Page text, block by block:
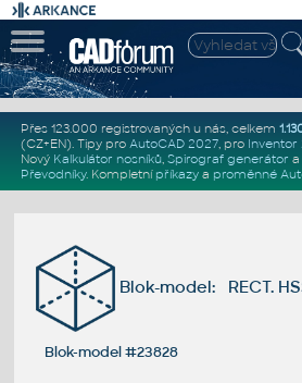
Přes 123.000 registrovaných u nás, celkem
(CZ+EN). Tipy pro AutoCAD 2027, pro Inventor
Nový Kalkulátor nosníků, Spirograf generátor a
Převodníky. Kompletní příkazya proměnné
Blok-model: RECT.
Blok-model #23828